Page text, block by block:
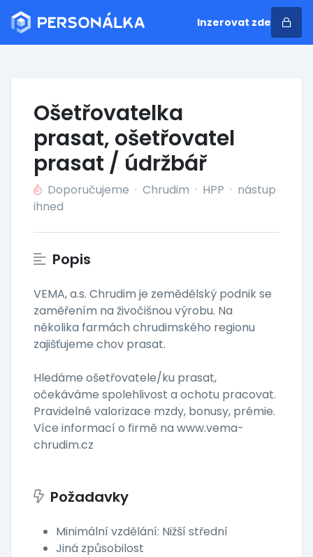
Inzerovat zde
Ošetřovatelka
prasat, ošetřovatel
prasat / údržbář
Doporučujeme · Chrudim · HPP · nástup
ihned
Popis
VEMA, a.s. Chrudim je zemědělský podnik se
zaměřením na živočišnou výrobu. Na
několika farmách chrudimského regionu
zajišťujeme chov prasat.
Hledáme ošetřovatele/ku prasat,
očekáváme spolehlivost a ochotu pracovat.
Pravidelné valorizace mzdy, bonusy, prémie.
Více informací o firmě na www.vema-
chrudim.cz
Požadavky
Minimální vzdělání: Nižší střední
Jiná způsobilost